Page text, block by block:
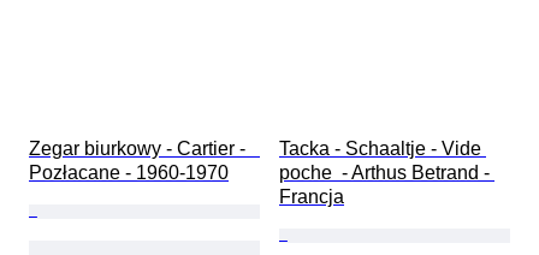
Zegar biurkowy - Cartier -
Pozłacane - 1960-1970
Tacka - Schaaltje - Vide
poche  - Arthus Betrand -
Francja